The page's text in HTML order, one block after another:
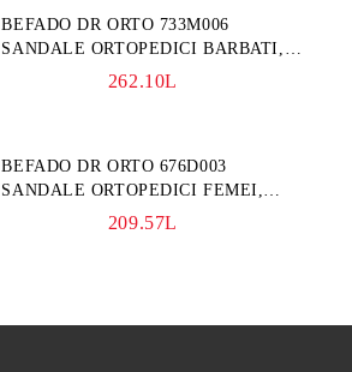
BEFADO DR ORTO 733M006
SANDALE ORTOPEDICI BARBATI,
262.10L
BEFADO DR ORTO 676D003
SANDALE ORTOPEDICI FEMEI,
BLEUMARINE209.57L